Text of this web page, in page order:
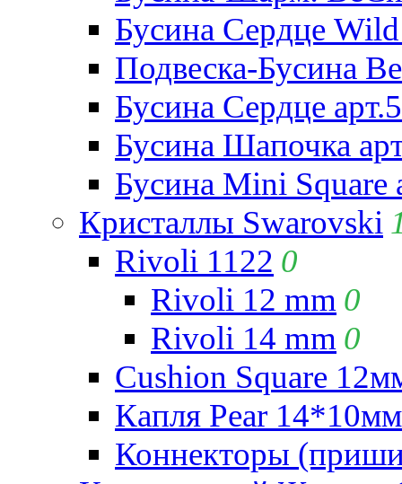
Бусина Сердце
Подвеска-Бусина
Бусина Сердце
Бусина Шапочка
Бусина Mini Square
Кристаллы Swarovski
Rivoli 1122 0
Rivoli 12 mm 0
Rivoli 14 mm 0
Cushion Square
Капля Pear
Коннекторы